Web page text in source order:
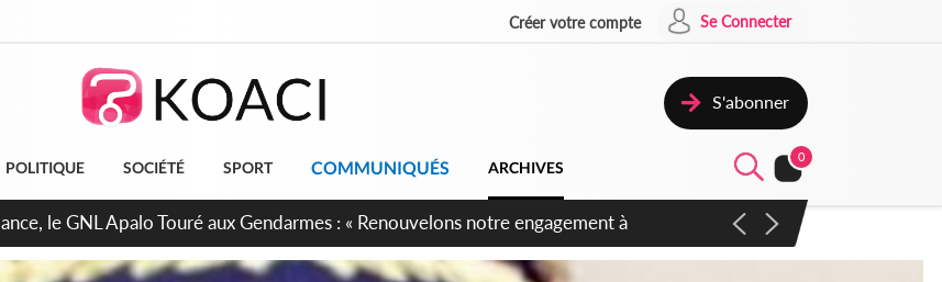
Créer votre compte Se Connecter
S'abonner
POLITIQUE SOCIÉTÉ SPORT COMMUNIQUÉS ARCHIVES
0
réforme constitutionnelle en gestation, points clés des amendements, un exclu